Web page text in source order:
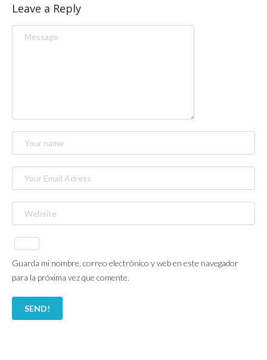
Leave a Reply
Guarda mi nombre, correo electrónico y web en este navegador
para la próxima vez que comente.